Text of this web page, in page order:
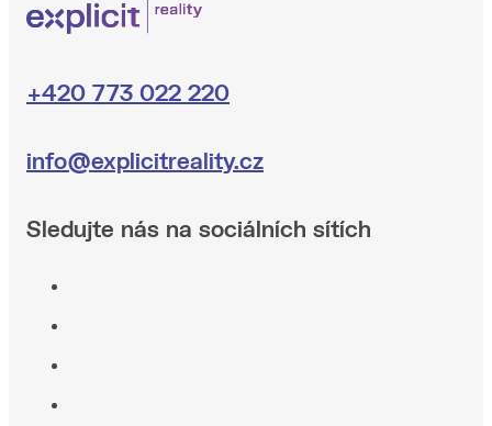
+420 773 022 220
info@explicitreality.cz
Sledujte nás na sociálních sítích